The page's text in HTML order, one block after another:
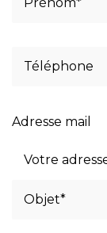
Adresse mail